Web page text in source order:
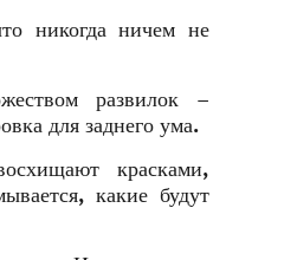
никогда ничем не
развилок –
для заднего ума.
красками,
какие будут